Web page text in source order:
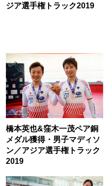
ジア選手権トラック2019
橋本英也&窪木一茂ペア銅
メダル獲得・男子マディソ
ン／アジア選手権トラック
2019